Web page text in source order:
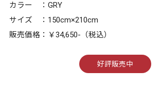
カラー ：GRY
サイズ ：150cm×210cm
販売価格：￥34,650-（税込）
好評販売中